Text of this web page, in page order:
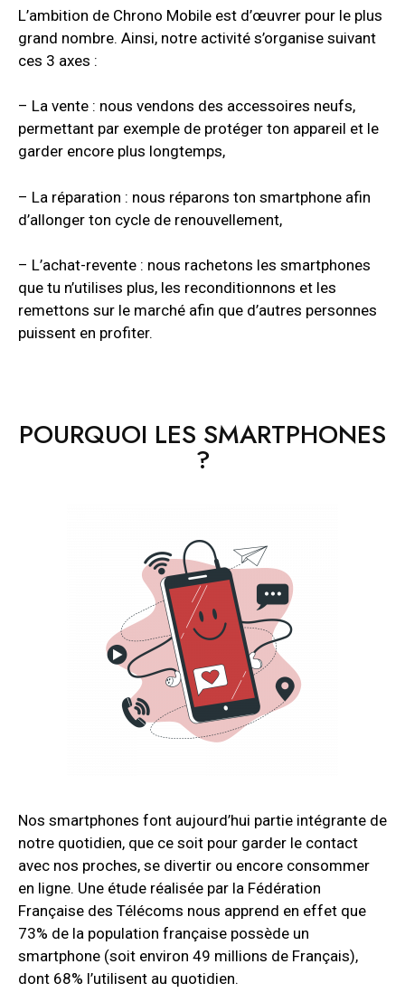
L’ambition de Chrono Mobile est d’œuvrer pour le plus
grand nombre. Ainsi, notre activité s’organise suivant
ces 3 axes :
– La vente : nous vendons des accessoires neufs,
permettant par exemple de protéger ton appareil et le
garder encore plus longtemps,
– La réparation : nous réparons ton smartphone afin
d’allonger ton cycle de renouvellement,
– L’achat-revente : nous rachetons les smartphones
que tu n’utilises plus, les reconditionnons et les
remettons sur le marché afin que d’autres personnes
puissent en profiter.
POURQUOI LES SMARTPHONES
?
Nos smartphones font aujourd’hui partie intégrante de
notre quotidien, que ce soit pour garder le contact
avec nos proches, se divertir ou encore consommer
en ligne. Une étude réalisée par la Fédération
Française des Télécoms nous apprend en effet que
73% de la population française possède un
smartphone (soit environ 49 millions de Français),
dont 68% l’utilisent au quotidien.